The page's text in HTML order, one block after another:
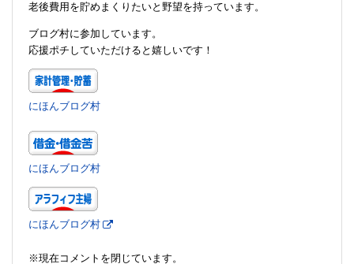
老後費用を貯めまくりたいと野望を持っています。
ブログ村に参加しています。
応援ポチしていただけると嬉しいです！
にほんブログ村
にほんブログ村
にほんブログ村
※現在コメントを閉じています。